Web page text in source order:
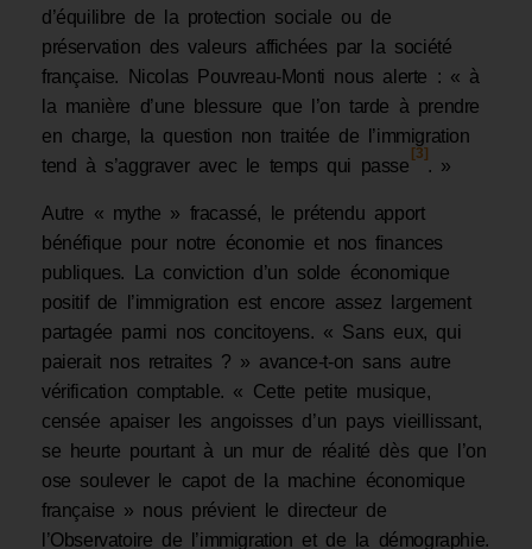
d’équilibre de la protection sociale ou de
préservation des valeurs affichées par la société
française. Nicolas Pouvreau-Monti nous alerte : « à
la manière d’une blessure que l’on tarde à prendre
en charge, la question non traitée de l’immigration
tend à s’aggraver avec le temps qui passe
[3]
. »
Autre « mythe » fracassé, le prétendu apport
bénéfique pour notre économie et nos finances
publiques. La conviction d’un solde économique
positif de l’immigration est encore assez largement
partagée parmi nos concitoyens. « Sans eux, qui
paierait nos retraites ? » avance-t-on sans autre
vérification comptable. « Cette petite musique,
censée apaiser les angoisses d’un pays vieillissant,
se heurte pourtant à un mur de réalité dès que l’on
ose soulever le capot de la machine économique
française » nous prévient le directeur de
l’Observatoire de l’immigration et de la démographie.